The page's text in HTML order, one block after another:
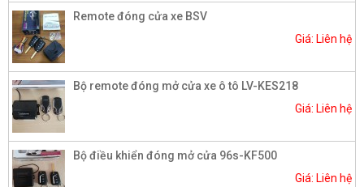
Remote đóng cửa xe BSV
Giá: Liên hệ
Bộ remote đóng mở cửa xe ô tô LV-KES218
Giá: Liên hệ
Bộ điều khiển đóng mở cửa 96s-KF500
Giá: Liên hệ